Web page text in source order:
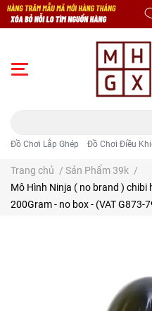
Đồ Chơi Lắp Ghép Đồ Chơi Điều
Trang chủ / Sản Phẩm 39k /
Mô Hình Ninja ( no brand ) chibi
200Gram - no box - (VAT G873-